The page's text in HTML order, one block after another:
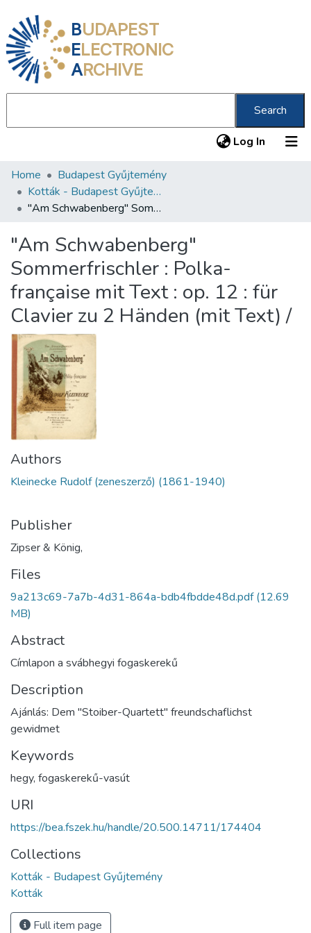
BUDAPEST
ELECTRONIC
ARCHIVE
Search
Log In (current)
Communities & Collections
All of DSpace
About us
Home
Budapest Gyűjtemény
Kották - Budapest Gyűjtemény
"Am Schwabenberg" Sommerfrischler : Polka-française mit Text : op. 12 : für Clavier zu 2 Händen (mit Text) /
"Am Schwabenberg"
Sommerfrischler : Polka-
française mit Text : op. 12 : für
Clavier zu 2 Händen (mit Text) /
Authors
Kleinecke Rudolf (zeneszerző) (1861-1940)
Publisher
Zipser & König,
Files
9a213c69-7a7b-4d31-864a-bdb4fbdde48d.pdf(12.69
MB)
Abstract
Címlapon a svábhegyi fogaskerekű
Description
Ajánlás: Dem "Stoiber-Quartett" freundschaflichst
gewidmet
Keywords
hegy, fogaskerekű-vasút
URI
https://bea.fszek.hu/handle/20.500.14711/174404
Collections
Kották - Budapest Gyűjtemény
Kották
Full item page